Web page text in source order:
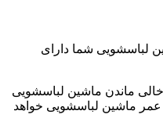
لباسشویی شما دارای
ماندن ماشین لباسشویی
ماشین لباسشویی خواهد